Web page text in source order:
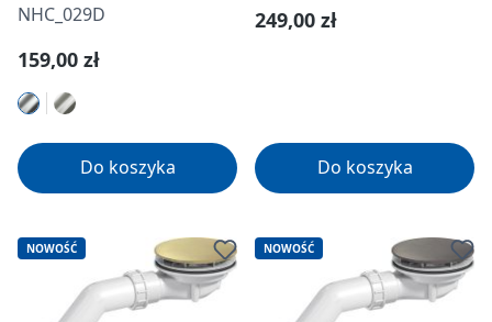
NHC_029D
Cena regularna:
159,00 zł
Do koszyka
Cena regularna:
249,00 zł
Do koszyka
NOWOŚĆ NOWOŚĆ